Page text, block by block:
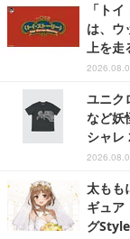
「ト
は、ウ
上を走
ユニク
など妖
シャレ
太もも
ギュア
グ